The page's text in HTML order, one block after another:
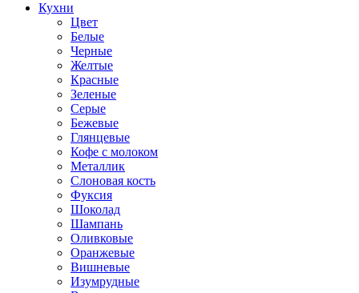
Кухни
Цвет
Белые
Черные
Желтые
Красные
Зеленые
Серые
Бежевые
Глянцевые
Кофе с молоком
Металлик
Слоновая кость
Фуксия
Шоколад
Шампань
Оливковые
Оранжевые
Вишневые
Изумрудные